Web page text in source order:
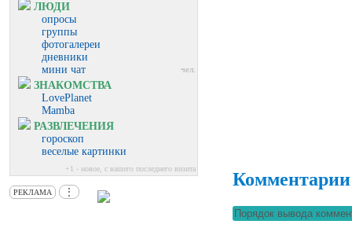
ЛЮДИ
опросы
группы
фотогалереи
дневники
мини чат
чел.
ЗНАКОМСТВА
LovePlanet
Mamba
РАЗВЛЕЧЕНИЯ
гороскоп
веселые картинки
+1 - новое, с вашего последнего визита
РЕКЛАМА ⋮
Комментарии